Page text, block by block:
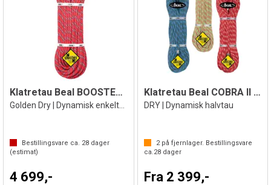
Klatretau Beal BOOSTER lll 9,7mmx70 m
Bestillingsvare ca. 28 dager
(estimat)
4 699,-
Klatretau Beal COBRA ll 8,6mm
DRY | Dynamisk halvtau
2på fjernlager. Bestillingsvare
ca. 28dager
Fra 2 399,-